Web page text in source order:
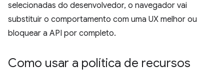
selecionadas do desenvolvedor, o navegador vai
substituir o comportamento com uma UX melhor ou
bloquear a API por completo.
Como usar a política de recursos